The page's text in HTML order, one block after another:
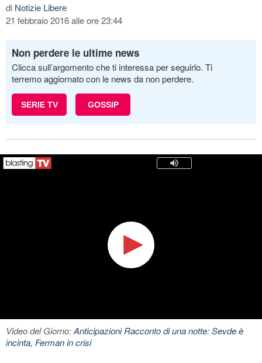
di Notizie Libere
21 febbraio 2016 alle ore 23:44
Non perdere le ultime news
Clicca sull’argomento che ti interessa per seguirlo. Ti
terremo aggiornato con le news da non perdere.
SERIE TV GOSSIP
Video del Giorno:Anticipazioni Racconto di una notte: Sevde è
incinta, Ferman in crisi